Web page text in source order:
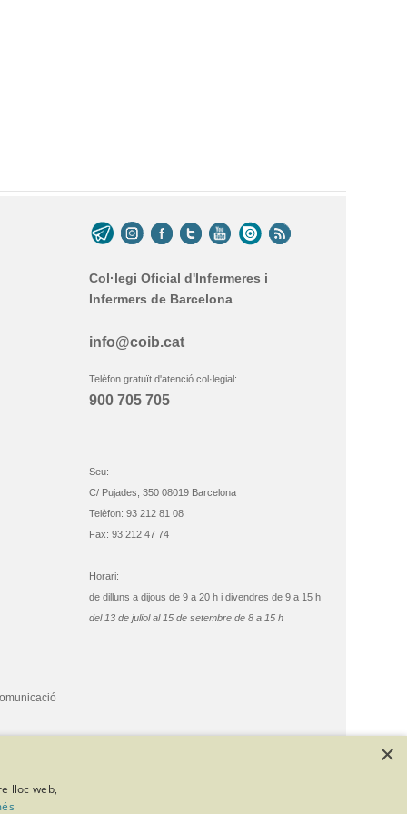
Col·legi Oficial d'Infermeres i
Infermers de Barcelona
info@coib.cat
Telèfon gratuït d'atenció col·legial:
900 705 705
Seu:
C/ Pujades, 350 08019 Barcelona
Telèfon: 93 212 81 08
Fax: 93 212 47 74
Horari:
de dilluns a dijous de 9 a 20 h i divendres de 9 a 15 h
del 13 de juliol al 15 de setembre de 8 a 15 h
×
lloc web,